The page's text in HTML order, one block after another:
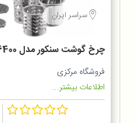
سراسر ایران
چرخ گوشت سنکور مدل smg 6400
فروشگاه مرکزی
اطلاعات بیشتر...